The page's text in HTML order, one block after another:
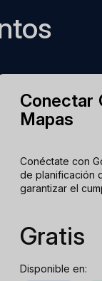
1 TP4T39/
Conectar
Mapas
Conéctate con
de planificación
garantizar el
Gratis
Disponible en: